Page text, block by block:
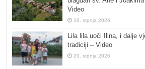
Video
26. srpnja 2026.
Lila lila uoči Ilina, i dalje
tradiciji – Video
20. srpnja 2026.